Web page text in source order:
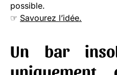
possible.
☞ Savourez l’idée.
Un bar